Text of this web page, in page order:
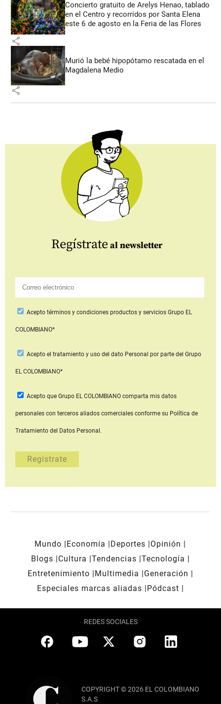
Concierto gratuito de Arelys Henao, tablado
en el Centro y recorridos por Santa Elena
este 6 de agosto en la Feria de las Flores
share
Murió la bebé hipopótamo rescatada en el
Magdalena Medio
share
Regístrate al newsletter
Aceptotérminos y condiciones productos y serviciosGrupo EL
COLOMBIANO*
Acepto el tratamiento y uso del dato Personal por parte del Grupo
EL COLOMBIANO*
Acepto que Grupo EL COLOMBIANOcomparta mis datos
personales con terceros aliados comerciales conforme su Política de
Tratamiento del Datos Personal.
Mundo Economía Deportes
Opinión
Blogs
Cultura Tendencias Tecnología
Entretenimiento
Multimedia
Generación
Especiales marcas aliadas
Pódcast
REDES SOCIALES
COPYRIGHT © 2026 EL COLOMBIANO
S.A.S